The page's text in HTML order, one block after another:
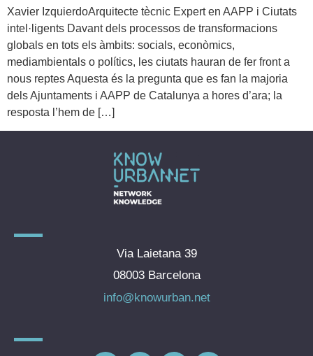
Xavier IzquierdoArquitecte tècnic Expert en AAPP i Ciutats
intel·ligents Davant dels processos de transformacions
globals en tots els àmbits: socials, econòmics,
mediambientals o polítics, les ciutats hauran de fer front a
nous reptes Aquesta és la pregunta que es fan la majoria
dels Ajuntaments i AAPP de Catalunya a hores d’ara; la
resposta l’hem de […]
Via Laietana 39
08003 Barcelona
info@knowurban.net